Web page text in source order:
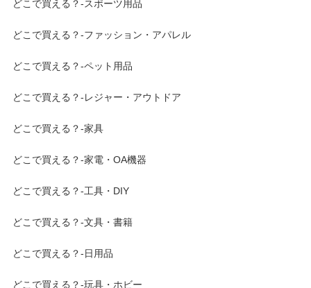
どこで買える？-スポーツ用品
どこで買える？-ファッション・アパレル
どこで買える？-ペット用品
どこで買える？-レジャー・アウトドア
どこで買える？-家具
どこで買える？-家電・OA機器
どこで買える？-工具・DIY
どこで買える？-文具・書籍
どこで買える？-日用品
どこで買える？-玩具・ホビー